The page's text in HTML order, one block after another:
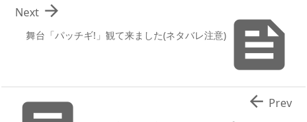

舞台「パッチギ!」観て来ました(ネタバレ注意)

Next
 Prev